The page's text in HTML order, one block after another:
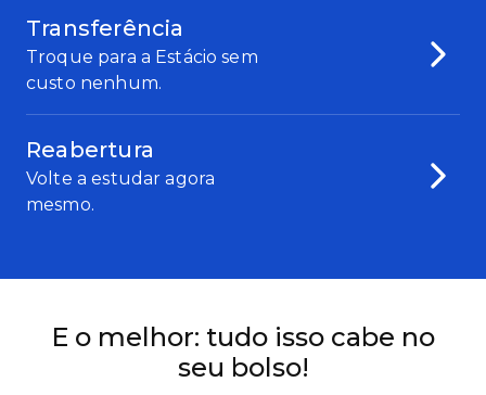
Transferência
Troque para a Estácio sem
custo nenhum.
Reabertura
Volte a estudar agora
mesmo.
E o melhor: tudo isso cabe no
seu bolso!